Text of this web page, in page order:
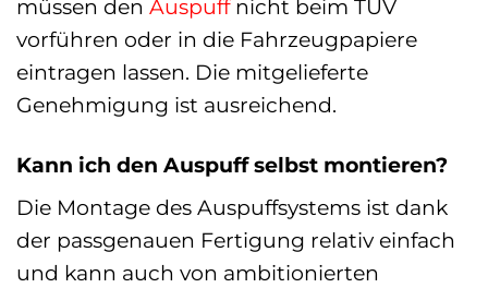
müssen den Auspuffnicht beim TÜV
vorführen oder in die Fahrzeugpapiere
eintragen lassen. Die mitgelieferte
Genehmigung ist ausreichend.
Kann ich den Auspuff selbst montieren?
Die Montage des Auspuffsystems ist dank
der passgenauen Fertigung relativ einfach
und kann auch von ambitionierten